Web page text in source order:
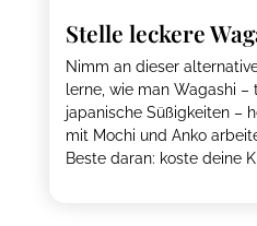
Stelle leckere
Nimm an dieser
lerne, wie man Wagashi –
japanische Süßigkeiten –
mit Mochi und Anko
Beste daran: koste deine